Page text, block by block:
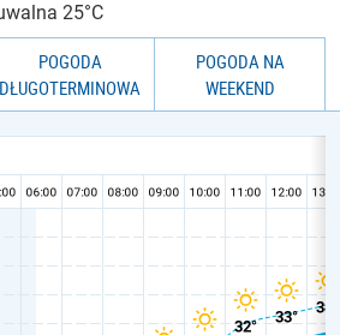
25°C
POGODA
DŁUGOTERMINOWA
POGODA NA
WEEKEND